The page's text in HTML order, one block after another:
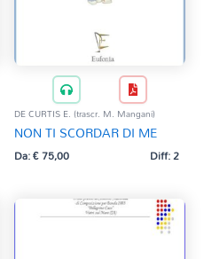
DE CURTIS E. (trascr. M. Mangani)
NON TI SCORDAR DI ME
Da:€75,00 Diff: 2